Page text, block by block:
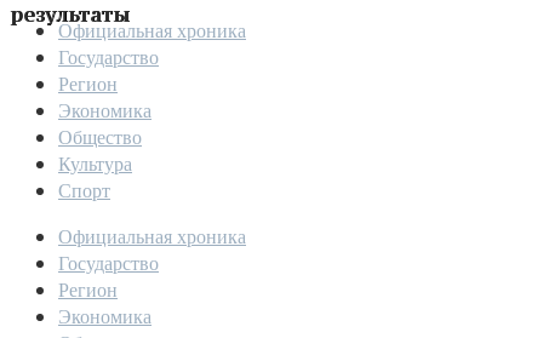
результаты
Официальная хроника
Государство
Регион
Экономика
Общество
Культура
Спорт
Официальная хроника
Государство
Регион
Экономика